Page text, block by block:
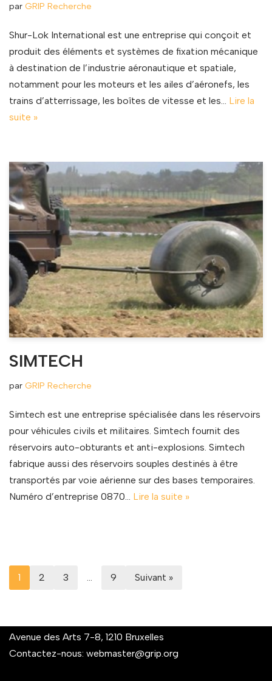
par GRIP Recherche
Shur-Lok International est une entreprise qui conçoit et
produit des éléments et systèmes de fixation mécanique
à destination de l’industrie aéronautique et spatiale,
notamment pour les moteurs et les ailes d’aéronefs, les
trains d’atterrissage, les boîtes de vitesse et les… Lire la
suite »
SIMTECH
par GRIP Recherche
Simtech est une entreprise spécialisée dans les réservoirs
pour véhicules civils et militaires. Simtech fournit des
réservoirs auto-obturants et anti-explosions. Simtech
fabrique aussi des réservoirs souples destinés à être
transportés par voie aérienne sur des bases temporaires.
Numéro d’entreprise 0870… Lire la suite »
1 2 3 … 9 Suivant »
Avenue des Arts 7-8, 1210 Bruxelles
Contactez-nous: webmaster@grip.org